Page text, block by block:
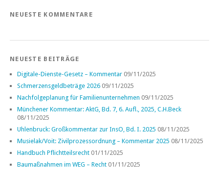
NEUESTE KOMMENTARE
NEUESTE BEITRÄGE
Digitale-Dienste-Gesetz – Kommentar 09/11/2025
Schmerzensgeldbeträge 2026 09/11/2025
Nachfolgeplanung für Familienunternehmen 09/11/2025
Münchener Kommentar: AktG, Bd. 7, 6. Aufl., 2025, C.H.Beck
08/11/2025
Uhlenbruck: Großkommentar zur InsO, Bd. I. 2025 08/11/2025
Musielak/Voit: Zivilprozessordnung – Kommentar 2025 08/11/2025
Handbuch Pflichtteilsrecht 01/11/2025
Baumaßnahmen im WEG – Recht 01/11/2025